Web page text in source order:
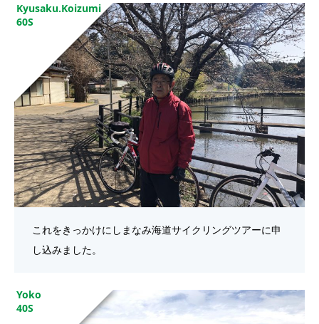
Kyusaku.Koizumi
60S
これをきっかけにしまなみ海道サイクリングツアーに申
し込みました。
Yoko
40S